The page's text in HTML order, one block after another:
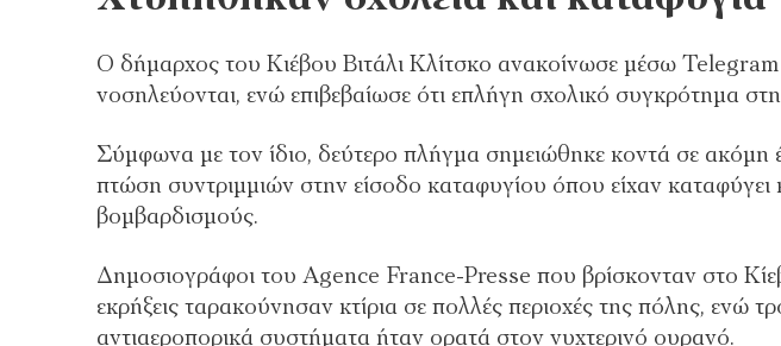
Ο δήμαρχος του Κιέβου Βιτάλι Κλίτσκο ανακοίνωσε μέσω Telegram
νοσηλεύονται, ενώ επιβεβαίωσε ότι επλήγη σχολικό συγκρότημα
Σύμφωνα με τον ίδιο, δεύτερο πλήγμα σημειώθηκε κοντά σε ακόμη
πτώση συντριμμιών στην είσοδο καταφυγίου όπου είχαν καταφύγει
βομβαρδισμούς.
Δημοσιογράφοι του Agence France-Presse που βρίσκονταν στο
εκρήξεις ταρακούνησαν κτίρια σε πολλές περιοχές της πόλης, ενώ
αντιαεροπορικά συστήματα ήταν ορατά στον νυχτερινό ουρανό.